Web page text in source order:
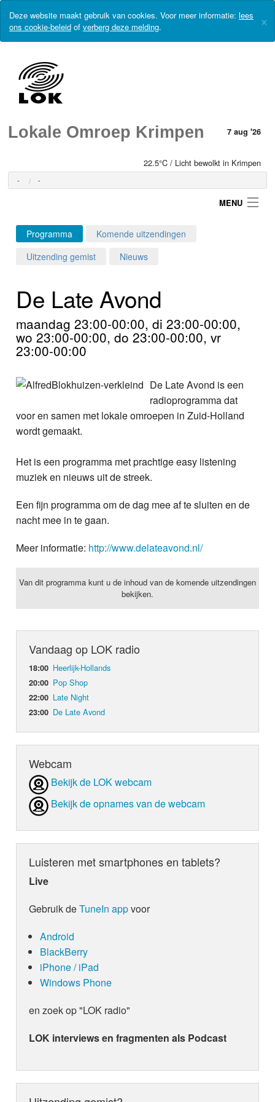
Deze website maakt gebruik van cookies. Voor meer informatie: lees
ons cookie-beleid of verberg deze melding. ×
Lokale Omroep Krimpen 7 aug '26
22.5°C / Licht bewolkt in Krimpen
- -
MENU
Login
Programma's
Nieuws
Webcam
Info
Programma
Komende uitzendingen
Uitzending gemist
Nieuws
De Late Avond
maandag 23:00-00:00, di 23:00-00:00,
wo 23:00-00:00, do 23:00-00:00, vr
23:00-00:00
De Late Avond is een
radioprogramma dat
voor en samen met lokale omroepen in Zuid-Holland
wordt gemaakt.
Het is een programma met prachtige easy listening
muziek en nieuws uit de streek.
Een fijn programma om de dag mee af te sluiten en de
nacht mee in te gaan.
Meer informatie: http://www.delateavond.nl/
Van dit programma kunt u de inhoud van de komende uitzendingen
bekijken.
Vandaag op LOK radio
18:00 Heerlijk-Hollands
20:00 Pop Shop
22:00 Late Night
23:00 De Late Avond
Webcam
Bekijk de LOK webcam
Bekijk de opnames van de webcam
Luisteren met smartphones en tablets?
Live
Gebruik deTuneIn appvoor
Android
BlackBerry
iPhone / iPad
Windows Phone
en zoek op "LOK radio"
LOK interviews en fragmenten als Podcast